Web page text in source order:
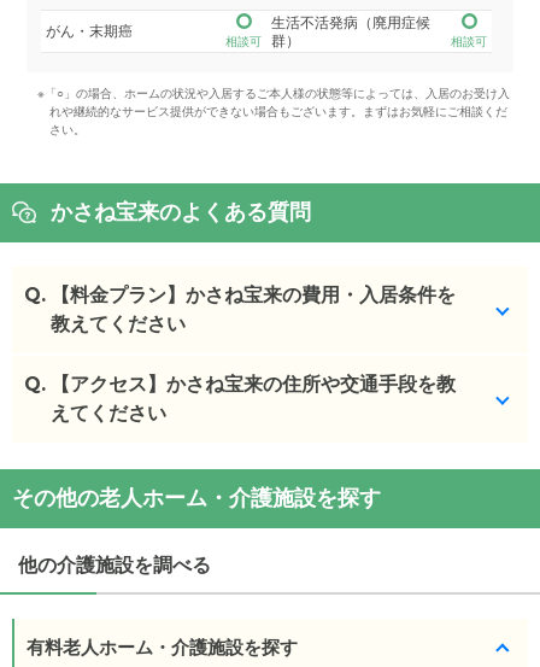
がん・末期癌
相談可
生活不活発病（廃用症候
群）
相談可
※「○」の場合、ホームの状況や入居するご本人様の状態等によっては、入居のお受け入
れや継続的なサービス提供ができない場合もございます。まずはお気軽にご相談くだ
さい。
かさね宝来のよくある質問
Q.
【料金プラン】かさね宝来の費用・入居条件を
教えてください
かさね宝来の入居金・月額料金は次のとおりです。
・初期費用が0
かさね宝来 の対応可能な入居条件は次のとおりで
4、要介護5
ケアスル 介護では詳細な料金プラン
Q.
【アクセス】かさね宝来の住所や交通手段を教
えてください
かさね宝来の交通アクセス
・住所：奈良県奈良市宝来町１１１０−１
・最寄り駅：菖蒲池駅1.5km尼ヶ辻駅1.7km大和西
大寺駅1.8km
・■近鉄奈良線 「菖蒲池駅」「西大寺駅」から徒歩
その他の老人ホーム・介護施設を探す
他の介護施設を調べる
有料老人ホーム・介護施設を探す